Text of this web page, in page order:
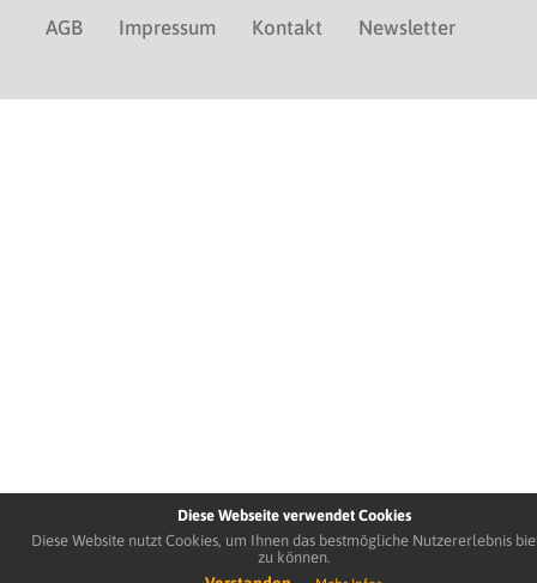
AGB
Impressum Kontakt Newsletter
Diese Webseite verwendet Cookies
Diese Website nutzt Cookies, um Ihnen das bestmögliche Nutzererlebnis
zu können.